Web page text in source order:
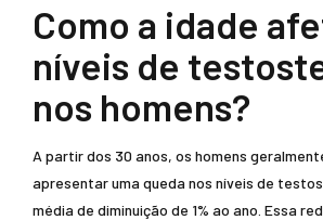
Como a idade
níveis de
nos homens?
A partir dos 30 anos, os homens
apresentar uma queda nos níveis de
média de diminuição de 1% ao ano. Essa